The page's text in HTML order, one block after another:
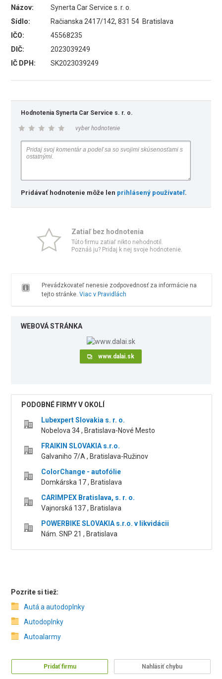
Názov:
Synerta Car Service s. r. o.
Sídlo:
Račianska 2417/142, 831 54 Bratislava
IČO:
45568235
DIČ:
2023039249
IČ DPH:
SK2023039249
Hodnotenia Synerta Car Service s. r. o.
vyber hodnotenie
Pridávať hodnotenie môže len prihlásený používateľ.
Zatiaľ bez hodnotenia
Túto firmu zatiaľ nikto nehodnotil.
Poznáš ju? Pridaj k nej svoje hodnotenie.
Prevádzkovateľ nenesie zodpovednosť za informácie na
tejto stránke. Viac v Pravidlách
WEBOVÁ STRÁNKA
www.dalai.sk
PODOBNÉ FIRMY V OKOLÍ
Lubexpert Slovakia s. r. o.
Nobelova 34 , Bratislava-Nové Mesto
FRAIKIN SLOVAKIA s.r.o.
Galvaniho 7/A , Bratislava-Ružinov
ColorChange - autofólie
Domkárska 17 , Bratislava
CARIMPEX Bratislava, s. r. o.
Vajnorská 137 , Bratislava
POWERBIKE SLOVAKIA s.r.o. v likvidácii
Nám. SNP 21 , Bratislava
Pozrite si tiež:
Autá a autodoplnky
Autodoplnky
Autoalarmy
Pridať firmu Nahlásiť chybu